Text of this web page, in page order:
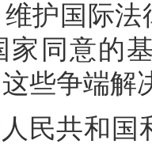
护国际
家同意的
些争端解
民共和国